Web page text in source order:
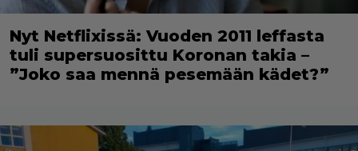
Nyt Netflixissä: Vuoden 2011 leffasta
tuli supersuosittu Koronan takia –
”Joko saa mennä pesemään kädet?”